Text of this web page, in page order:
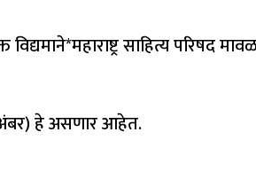
विद्यमाने*महाराष्ट्र साहित्य
अंबर) हे असणार आहेत.